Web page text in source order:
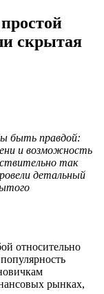
скрытая
быть правдой:
и возможность
так
детальный
относительно
рынках,